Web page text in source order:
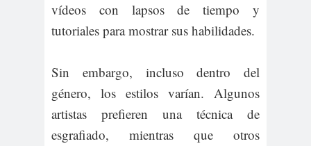
vídeos con lapsos de tiempo y
tutoriales para mostrar sus habilidades.
Sin embargo, incluso dentro del
género, los estilos varían. Algunos
artistas prefieren una técnica de
esgrafiado, mientras que otros